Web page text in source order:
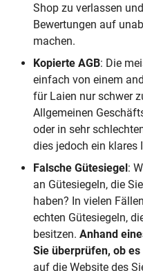
Shop zu verlassen
Bewertungen auf
machen.
Kopierte AGB: Die
einfach von einem
für Laien nur schwer
Allgemeinen
oder in sehr
dies jedoch ein klares
Falsche Gütesiegel:
an Gütesiegeln, die
haben? In vielen
echten Gütesiegeln,
besitzen. Anhand
Sie überprüfen, ob
auf die Website des